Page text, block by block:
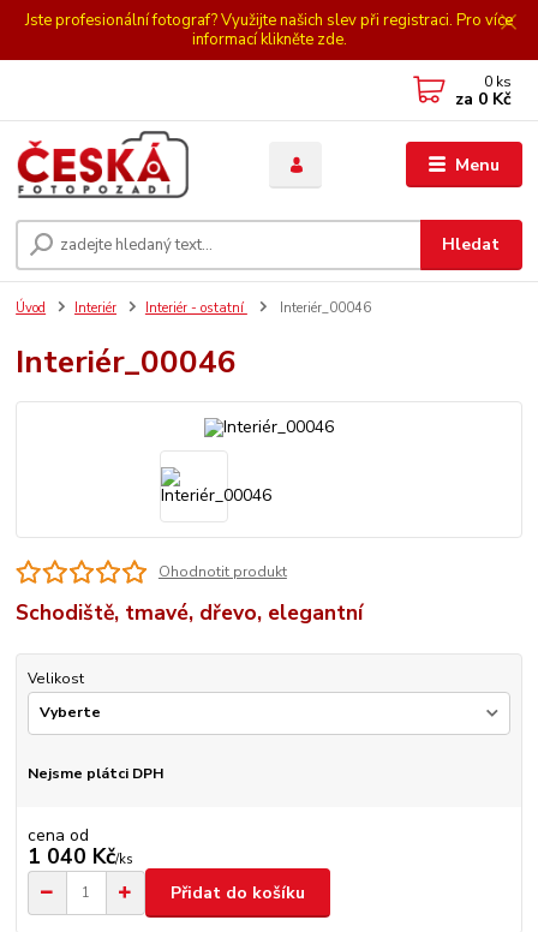
Jste profesionální fotograf? Využijte našich slev při registraci. Pro více
informací klikněte zde.
Menu
Hledat
0 ks
za 0 Kč
Úvod Interiér Interiér - ostatní Interiér_00046
Interiér_00046
Ohodnotit produkt
Schodiště, tmavé, dřevo, elegantní
Velikost
Nejsme plátci DPH
cena od
1 040 Kč/ks
Přidat do košíku